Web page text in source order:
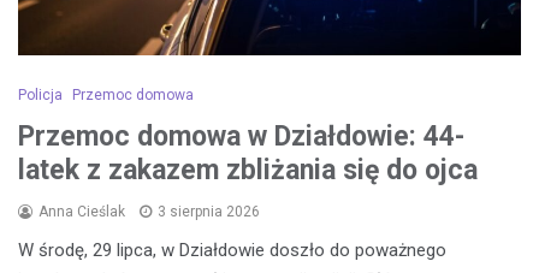
Policja Przemoc domowa
Przemoc domowa w Działdowie: 44-
latek z zakazem zbliżania się do ojca
Anna Cieślak 3 sierpnia 2026
W środę, 29 lipca, w Działdowie doszło do poważnego